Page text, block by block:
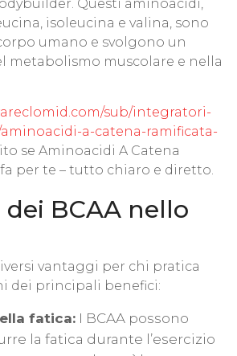
Questi aminoacidi,
isoleucina e valina, sono
umano e svolgono un
metabolismo muscolare e nella
sub/integratori-
a-catena-ramificata-
se Aminoacidi A Catena
per te – tutto chiaro e diretto.
BCAA nello
vantaggi per chi pratica
dei principali benefici:
fatica: I BCAA possono
la fatica durante l’esercizio